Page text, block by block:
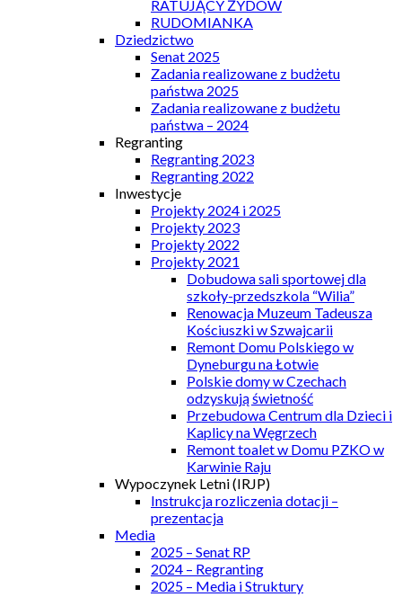
RATUJĄCY ŻYDÓW
RUDOMIANKA
Dziedzictwo
Senat 2025
Zadania realizowane z budżetu
państwa 2025
Zadania realizowane z budżetu
państwa – 2024
Regranting
Regranting 2023
Regranting 2022
Inwestycje
Projekty 2024 i 2025
Projekty 2023
Projekty 2022
Projekty 2021
Dobudowa sali sportowej dla
szkoły-przedszkola “Wilia”
Renowacja Muzeum Tadeusza
Kościuszki w Szwajcarii
Remont Domu Polskiego w
Dyneburgu na Łotwie
Polskie domy w Czechach
odzyskują świetność
Przebudowa Centrum dla Dzieci i
Kaplicy na Węgrzech
Remont toalet w Domu PZKO w
Karwinie Raju
Wypoczynek Letni (IRJP)
Instrukcja rozliczenia dotacji –
prezentacja
Media
2025 – Senat RP
2024 – Regranting
2025 – Media i Struktury